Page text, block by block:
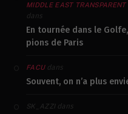
MIDDLE EAST TRANSPARENT
dans
En tournée dans le
pions de Paris
FACUdans
Souvent, on n’a plus
SK_AZZIdans